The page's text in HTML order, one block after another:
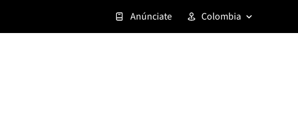
Anúnciate Colombia